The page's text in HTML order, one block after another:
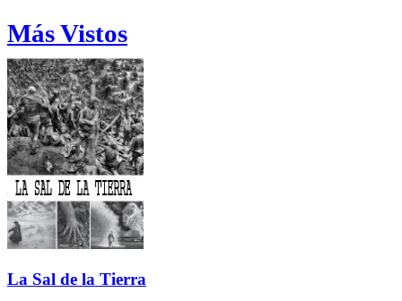
Más Vistos
La Sal de la Tierra